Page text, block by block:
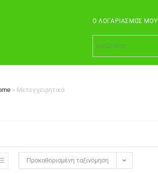
Ο ΛΟΓΑΡΙΑΣΜΌΣ ΜΟΥ
» Μετεγχειρητικά
Προκαθορισμένη ταξινόμηση